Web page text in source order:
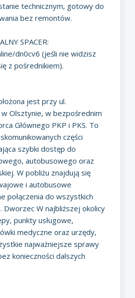
technicznym, gotowy do
bez remontów.
SPACER:
dn0cv6 (jeśli nie widzisz
z pośrednikiem).
jest przy ul.
Olsztynie, w bezpośrednim
Głównego PKP i PKS. To
części
szybki dostęp do
autobusowego oraz
W pobliżu znajdują się
i autobusowe
połączenia do wszystkich
Dworzec W najbliższej okolicy
punkty usługowe,
medyczne oraz urzędy,
najważniejsze sprawy
konieczności dalszych